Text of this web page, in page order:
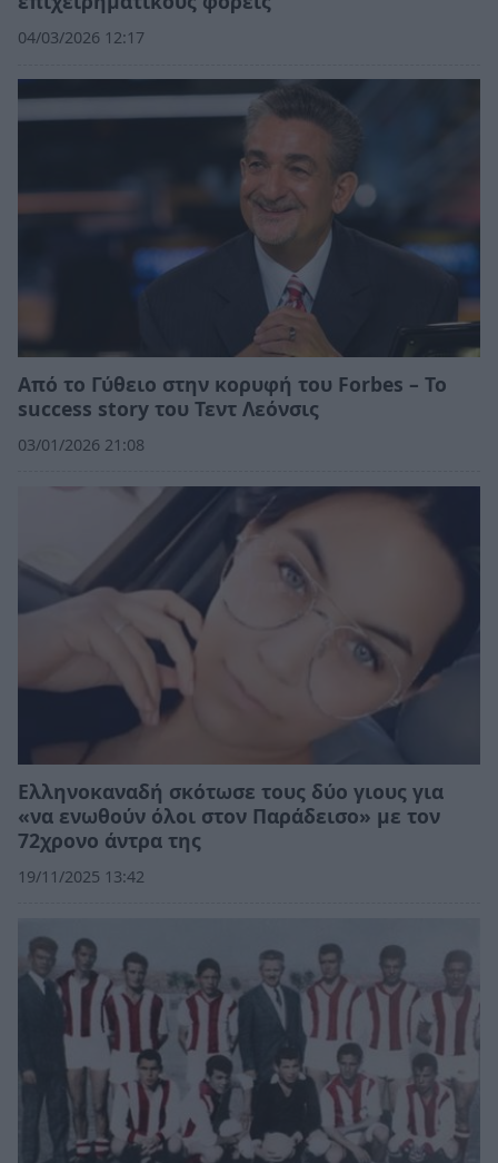
04/03/2026 12:17
Από το Γύθειο στην κορυφή του Forbes – Το
success story του Τεντ Λεόνσις
03/01/2026 21:08
Ελληνοκαναδή σκότωσε τους δύο γιους για
«να ενωθούν όλοι στον Παράδεισο» με τον
72χρονο άντρα της
19/11/2025 13:42